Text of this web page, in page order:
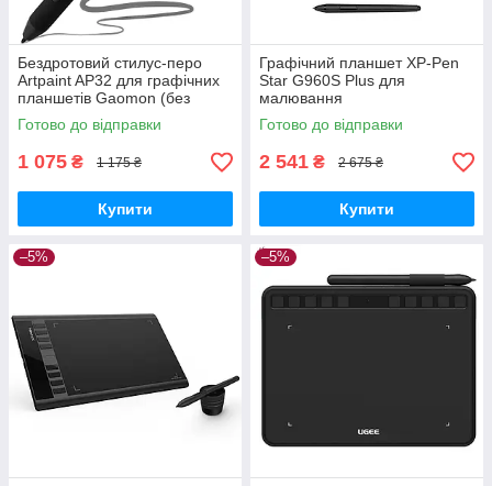
Бездротовий стилус-перо
Artpaint AP32 для графічних
планшетів Gaomon (без
коробки)
Готово до відправки
1 075 ₴ 1 175 ₴
Купити
Графічний планшет XP-Pen
Star G960S Plus для
малювання
Готово до відправки
2 541 ₴ 2 675 ₴
Купити
–5% –5%